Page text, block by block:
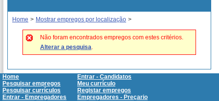
Home > Mostrar empregos por localização >
Não foram encontrados empregos com estes critérios.
Alterar a pesquisa.
Home
Entrar - Candidatos
Pesquisar empregos
Meu currículo
Pesquisar currículos
Registar empregos
Entrar - Empregadores
Empregadores - Preçario